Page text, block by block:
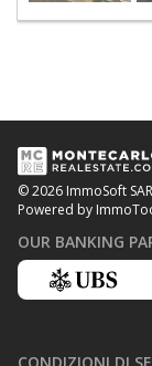
© 2026 ImmoSoft
Powered by
OUR BANKING